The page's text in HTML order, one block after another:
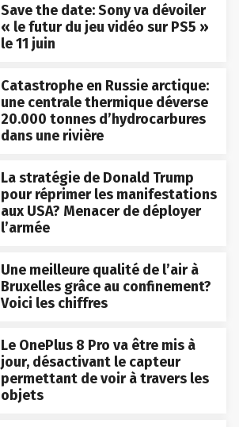
Save the date: Sony va dévoiler
« le futur du jeu vidéo sur PS5 »
le 11 juin
Catastrophe en Russie arctique:
une centrale thermique déverse
20.000 tonnes d’hydrocarbures
dans une rivière
La stratégie de Donald Trump
pour réprimer les manifestations
aux USA? Menacer de déployer
l’armée
Une meilleure qualité de l’air à
Bruxelles grâce au confinement?
Voici les chiffres
Le OnePlus 8 Pro va être mis à
jour, désactivant le capteur
permettant de voir à travers les
objets